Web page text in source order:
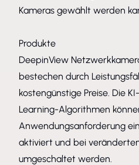
Kameras gewählt werden
Produkte
DeepinView
bestechen durch
kostengünstige Preise. Die
Learning-Algorithmen
Anwendungsanforderung
aktiviert und bei
umgeschaltet werden.